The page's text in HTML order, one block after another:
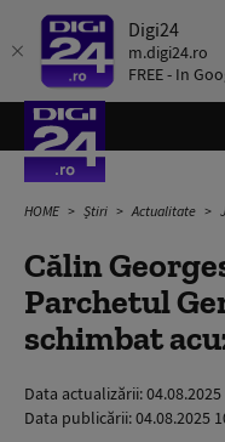
Digi24
m.digi24.ro
FREE - In
HOME Știri Actualitate
Călin
Parchetul
schimbat
Data actualizării:
Data publicării:04.08.2025